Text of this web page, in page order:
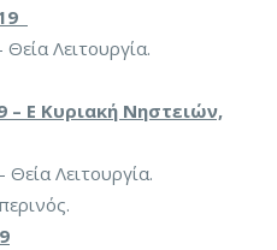
Λειτουργία.
– Ε Κυριακή Νηστειών,
Λειτουργία.